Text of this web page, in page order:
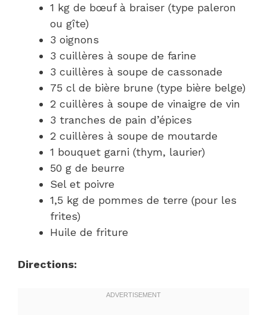
1 kg de bœuf à braiser (type paleron
ou gîte)
3 oignons
3 cuillères à soupe de farine
3 cuillères à soupe de cassonade
75 cl de bière brune (type bière belge)
2 cuillères à soupe de vinaigre de vin
3 tranches de pain d’épices
2 cuillères à soupe de moutarde
1 bouquet garni (thym, laurier)
50 g de beurre
Sel et poivre
1,5 kg de pommes de terre (pour les
frites)
Huile de friture
Directions: